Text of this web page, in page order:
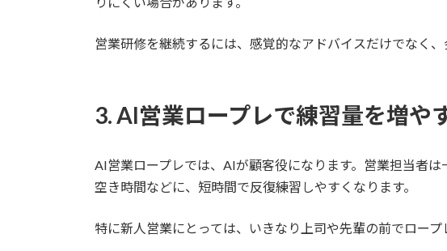
営業研修を継続するには、感覚的なアドバイスだけでなく
3. AI営業ロープレで練習量を増や
AI営業ロープレでは、AIが顧客役になります。営業担当者
空き時間などに、短時間で反復練習しやすくなります。
特に新人営業にとっては、いきなり上司や先輩の前でロー